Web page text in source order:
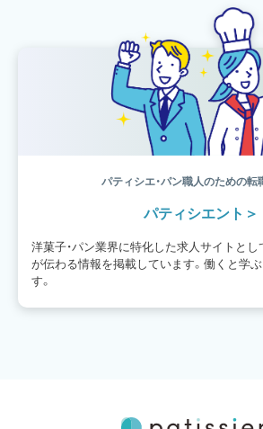
パティシエ・パン職人のための転
パティシエント
洋菓子・パン業界に特化した求人サイトとし
が伝わる情報を掲載しています。働くと学
す。